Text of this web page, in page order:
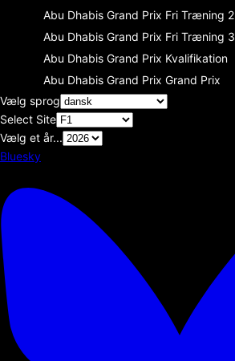
Abu Dhabis Grand Prix Fri Træning 2
Abu Dhabis Grand Prix Fri Træning 3
Abu Dhabis Grand Prix Kvalifikation
Abu Dhabis Grand Prix Grand Prix
Vælg sprog
Select Site
Vælg et år...
Bluesky